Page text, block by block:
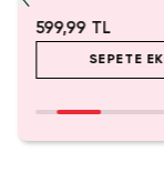
599,99 TL
SEPETE